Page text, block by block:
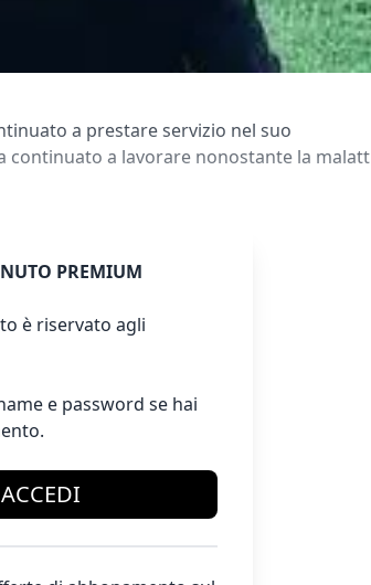
a prestare servizio nel suo
continuato a lavorare nonostante la malatt
PREMIUM
è riservato agli
e password se hai
ACCEDI